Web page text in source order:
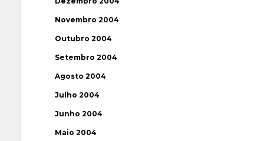
Novembro 2004
Outubro 2004
Setembro 2004
Agosto 2004
Julho 2004
Junho 2004
Maio 2004